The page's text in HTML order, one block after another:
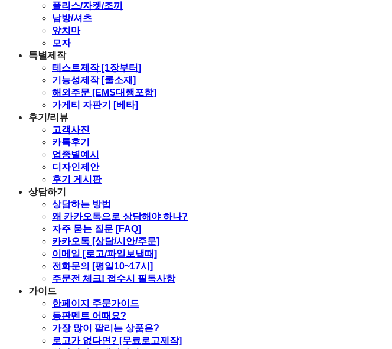
플리스/자켓/조끼
남방/셔츠
앞치마
모자
특별제작
테스트제작 [1장부터]
기능성제작 [쿨소재]
해외주문 [EMS대행포함]
가게티 자판기 [베타]
후기/리뷰
고객사진
카톡후기
업종별예시
디자인제안
후기 게시판
상담하기
상담하는 방법
왜 카카오톡으로 상담해야 하나?
자주 묻는 질문 [FAQ]
카카오톡 [상담/시안/주문]
이메일 [로고/파일보낼때]
전화문의 [평일10~17시]
주문전 체크! 접수시 필독사항
가이드
한페이지 주문가이드
등판멘트 어때요?
가장 많이 팔리는 상품은?
로고가 없다면? [무료로고제작]